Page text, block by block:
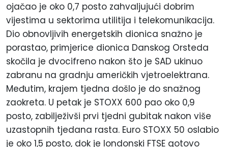
ojačao je oko 0,7 posto zahvaljujući dobrim
vijestima u sektorima utilitija i telekomunikacija.
Dio obnovljivih energetskih dionica snažno je
porastao, primjerice dionica Danskog Orsteda
skočila je dvocifreno nakon što je SAD ukinuo
zabranu na gradnju američkih vjetroelektrana.
Međutim, krajem tjedna došlo je do snažnog
zaokreta. U petak je STOXX 600 pao oko 0,9
posto, zabilježivši prvi tjedni gubitak nakon više
uzastopnih tjedana rasta. Euro STOXX 50 oslabio
je oko 1,5 posto, dok je londonski FTSE gotovo